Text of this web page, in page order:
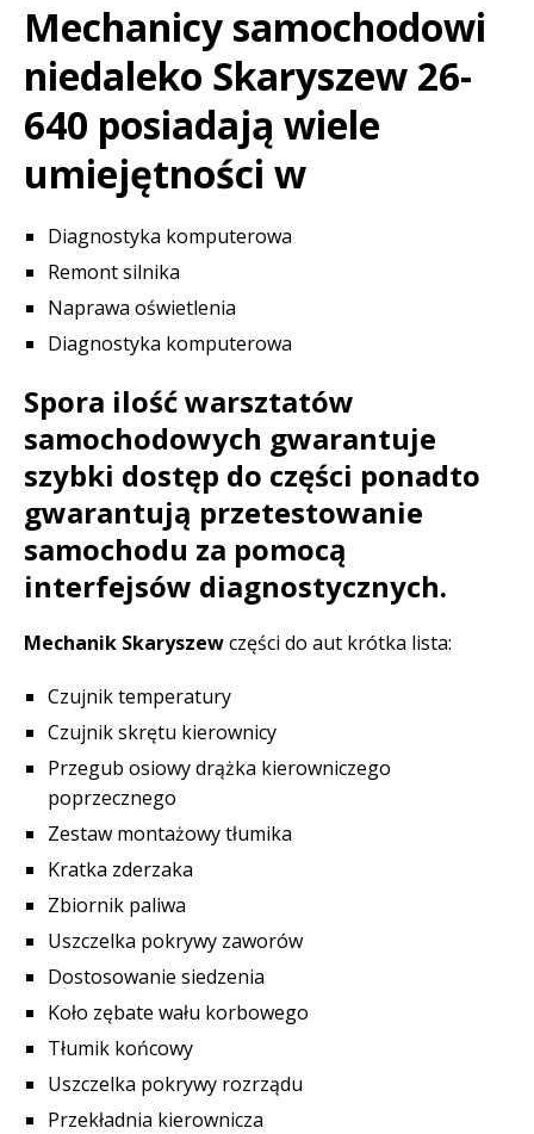
Mechanicy samochodowi
niedaleko Skaryszew 26-
640 posiadają wiele
umiejętności w
Diagnostyka komputerowa
Remont silnika
Naprawa oświetlenia
Diagnostyka komputerowa
Spora ilość warsztatów
samochodowych gwarantuje
szybki dostęp do części ponadto
gwarantują przetestowanie
samochodu za pomocą
interfejsów diagnostycznych.
Mechanik Skaryszewczęści do aut krótka lista:
Czujnik temperatury
Czujnik skrętu kierownicy
Przegub osiowy drążka kierowniczego
poprzecznego
Zestaw montażowy tłumika
Kratka zderzaka
Zbiornik paliwa
Uszczelka pokrywy zaworów
Dostosowanie siedzenia
Koło zębate wału korbowego
Tłumik końcowy
Uszczelka pokrywy rozrządu
Przekładnia kierownicza